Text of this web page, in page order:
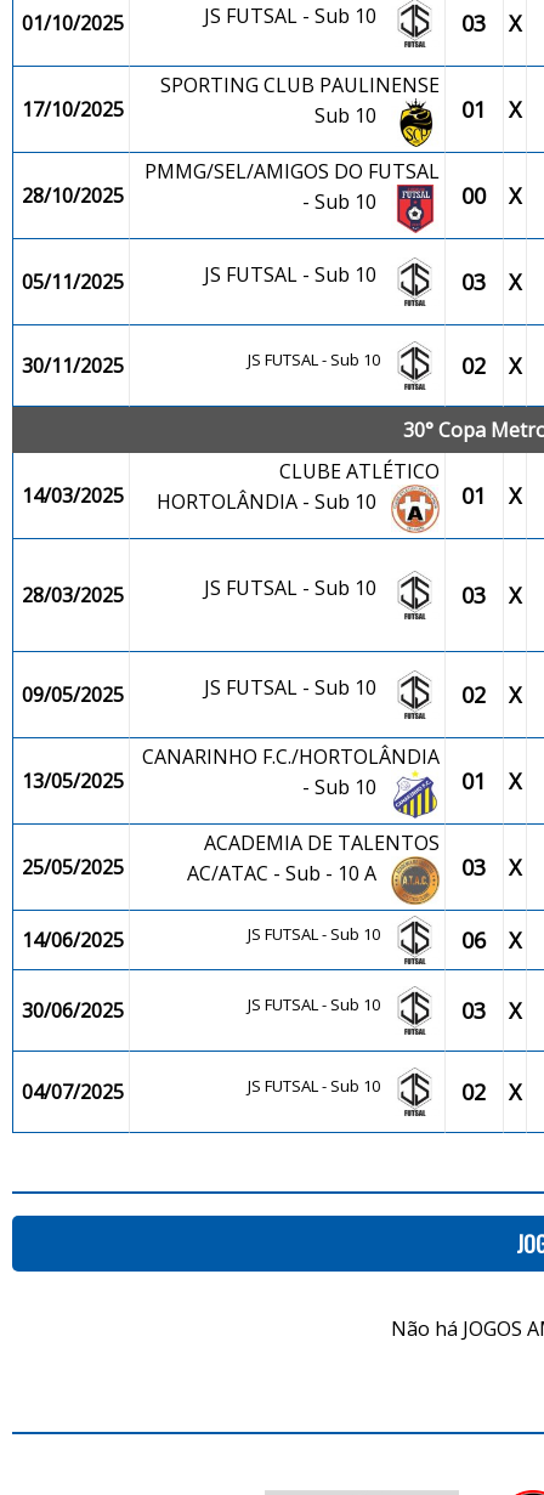
01/10/2025 JS FUTSAL - Sub 10 03 X
17/10/2025
SPORTING CLUB PAULINENSE
Sub 10
01 X
28/10/2025
PMMG/SEL/AMIGOS DO FUTSAL
- Sub 10
00 X
05/11/2025 JS FUTSAL - Sub 10 03 X
30/11/2025 JS FUTSAL - Sub 10 02 X
30° Copa
14/03/2025
CLUBE ATLÉTICO
HORTOLÂNDIA - Sub 10
01 X
28/03/2025 JS FUTSAL - Sub 10 03 X
09/05/2025 JS FUTSAL - Sub 10 02 X
13/05/2025
CANARINHO F.C./HORTOLÂNDIA
- Sub 10
01 X
25/05/2025
ACADEMIA DE TALENTOS
AC/ATAC - Sub - 10 A
03 X
14/06/2025 JS FUTSAL - Sub 10 06 X
30/06/2025 JS FUTSAL - Sub 10 03 X
04/07/2025 JS FUTSAL - Sub 10 02 X
Não há JOGOS